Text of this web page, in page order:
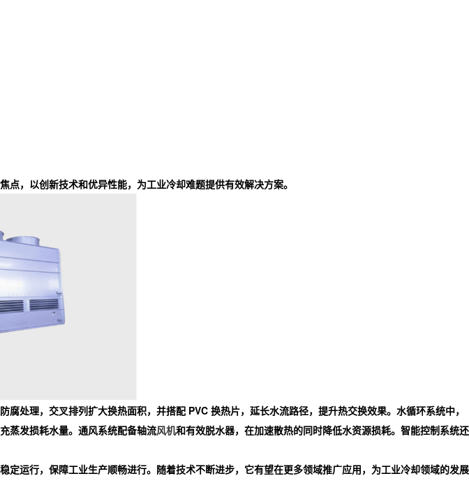
点，以创新技术和优异性能，为工业冷却难题提供有效解决方案。
处理，交叉排列扩大换热面积，并搭配 PVC 换热片，延长水流路径，提升热交换效果。水循环系统中，
蒸发损耗水量。通风系统配备轴流风机和有效脱水器，在加速散热的同时降低水资源损耗。智能控制系统还
运行，保障工业生产顺畅进行。随着技术不断进步，它有望在更多领域推广应用，为工业冷却领域的发展